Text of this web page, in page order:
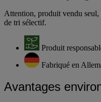
Attention, produit vendu seul,
Avantages